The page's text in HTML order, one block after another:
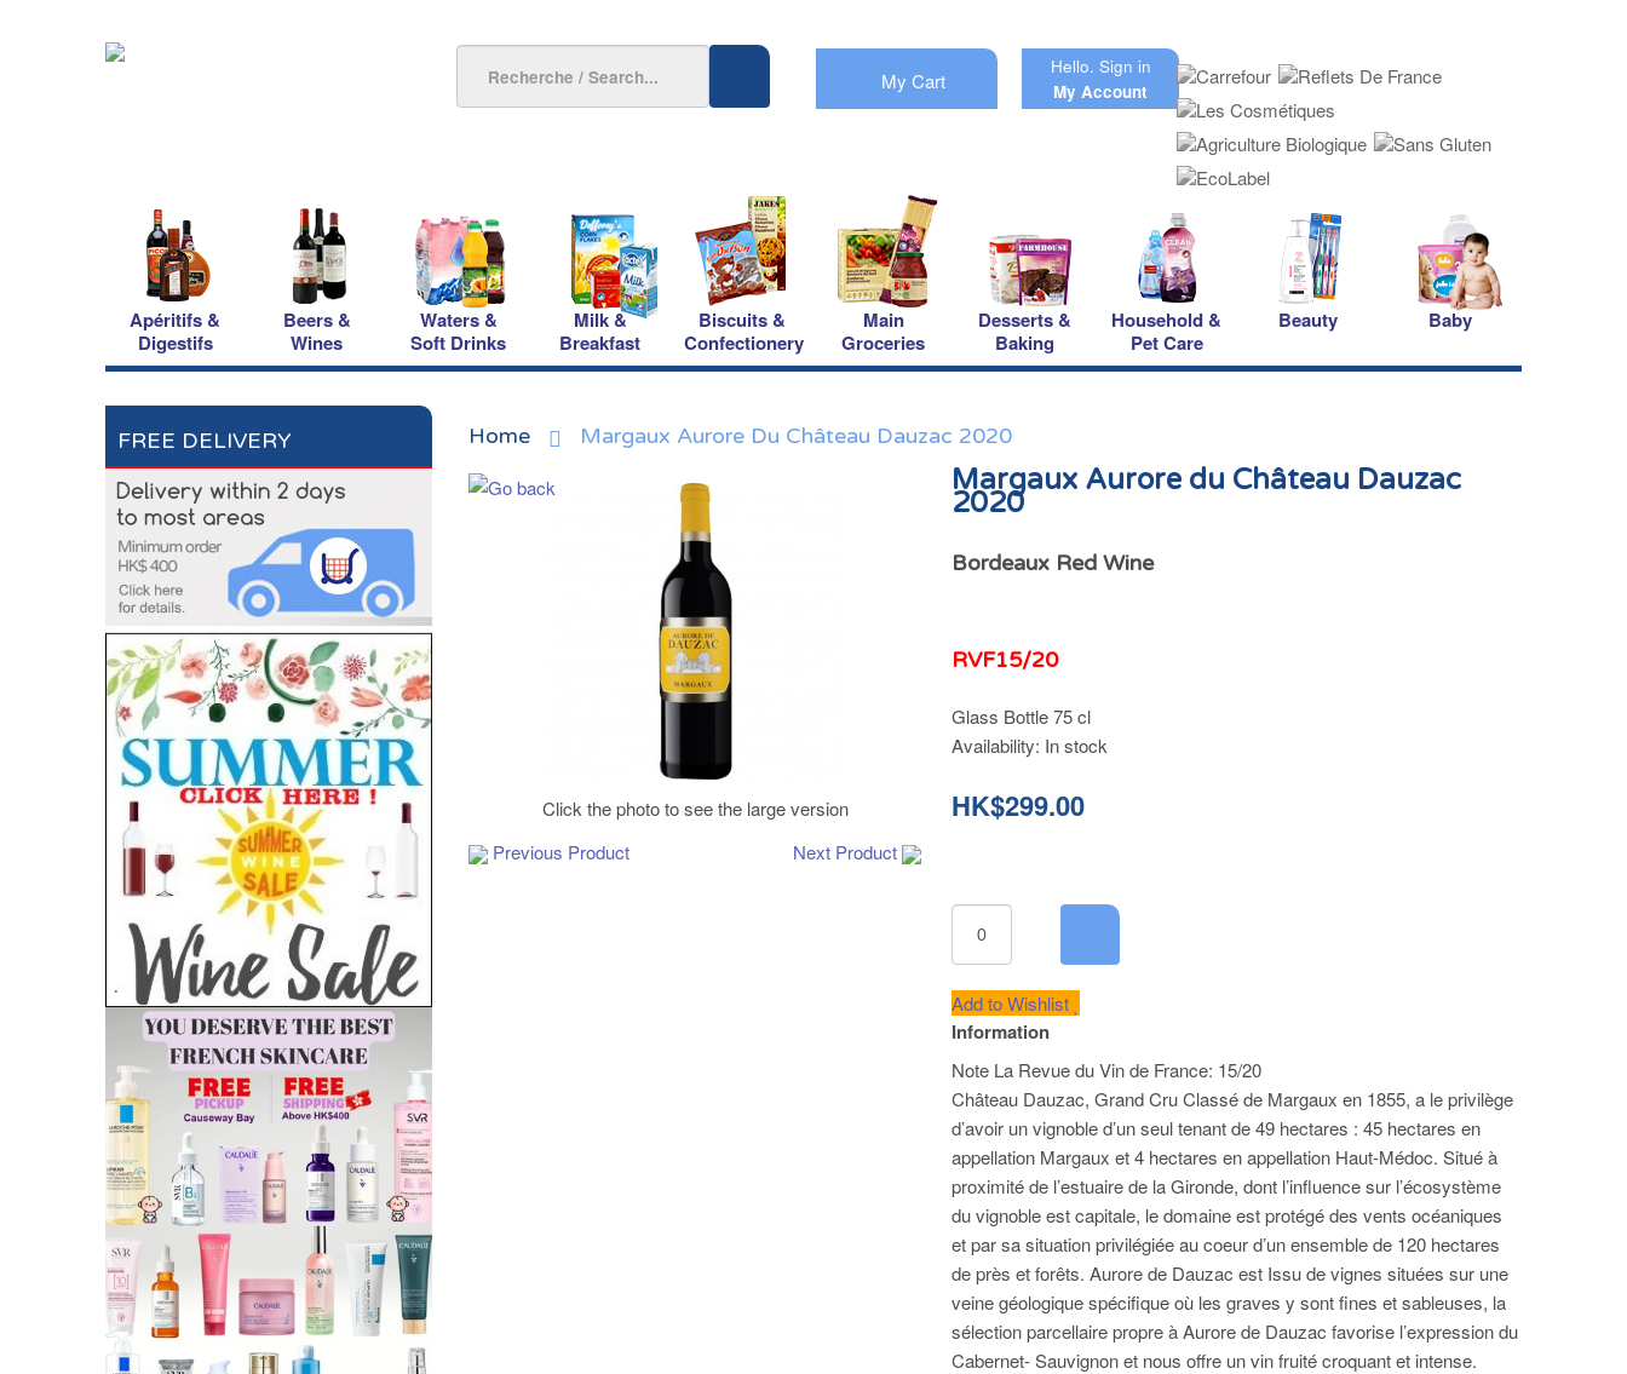
My Cart
Hello. Sign in
My Account
Apéritifs &
Digestifs
Beers &
Wines
Waters &
Soft Drinks
Milk &
Breakfast
Biscuits &
Confectionery
Main
Groceries
Desserts &
Baking
Household &
Pet Care
Beauty Baby
FREE DELIVERY Home Margaux Aurore Du Château Dauzac 2020
Click the photo to see the large version
Previous Product
Next Product
Margaux Aurore du Château Dauzac
2020
Bordeaux Red Wine
RVF15/20
Glass Bottle 75 cl
Availability: In stock
HK$299.00
Add to Wishlist
Information
Note La Revue du Vin de France: 15/20
Château Dauzac, Grand Cru Classé de Margaux en 1855, a le privilège
d’avoir un vignoble d’un seul tenant de 49 hectares : 45 hectares en
appellation Margaux et 4 hectares en appellation Haut-Médoc. Situé à
proximité de l’estuaire de la Gironde, dont l’influence sur l’écosystème
du vignoble est capitale, le domaine est protégé des vents océaniques
et par sa situation privilégiée au coeur d’un ensemble de 120 hectares
de près et forêts. Aurore de Dauzac est Issu de vignes situées sur une
veine géologique spécifique où les graves y sont fines et sableuses, la
sélection parcellaire propre à Aurore de Dauzac favorise l’expression du
Cabernet- Sauvignon et nous offre un vin fruité croquant et intense.